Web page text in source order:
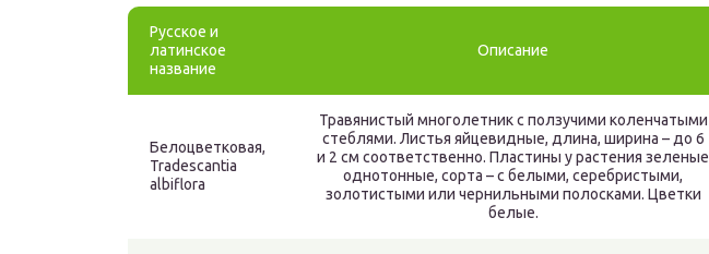
Русское и
латинское
название
Описание
Белоцветковая,
Tradescantia
albiflora
Травянистый многолетник с ползучими коленчатыми
стеблями. Листья яйцевидные, длина, ширина – до 6
и 2 см соответственно. Пластины у растения зеленые
однотонные, сорта – с белыми, серебристыми,
золотистыми или чернильными полосками. Цветки
белые.